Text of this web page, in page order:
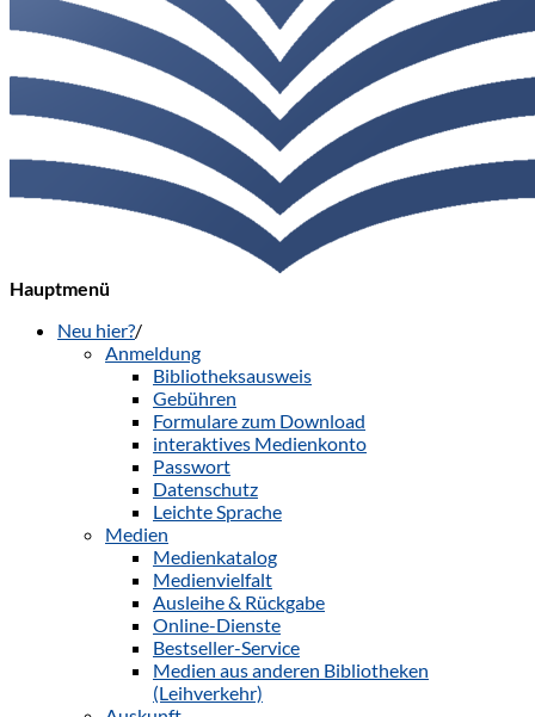
Hauptmenü
Neu hier?/
Anmeldung
Bibliotheksausweis
Gebühren
Formulare zum Download
interaktives Medienkonto
Passwort
Datenschutz
Leichte Sprache
Medien
Medienkatalog
Medienvielfalt
Ausleihe & Rückgabe
Online-Dienste
Bestseller-Service
Medien aus anderen Bibliotheken
(Leihverkehr)